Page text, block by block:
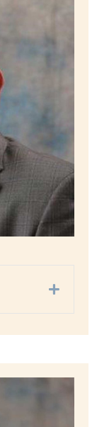
Expand